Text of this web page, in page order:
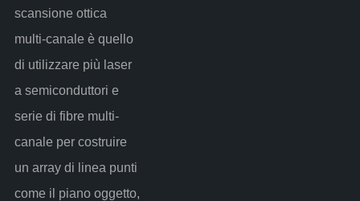
scansione ottica
multi-canale è quello
di utilizzare più laser
a semiconduttori e
serie di fibre multi-
canale per costruire
un array di linea punti
come il piano oggetto,